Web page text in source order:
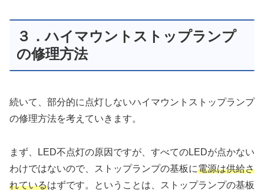
３．ハイマウントストップランプ
の修理方法
続いて、部分的に点灯しないハイマウントストップランプ
の修理方法を考えていきます。
まず、LED不点灯の原因ですが、すべてのLEDが点かない
わけではないので、ストップランプの基板に電源は供給さ
れているはずです。ということは、ストップランプの基板